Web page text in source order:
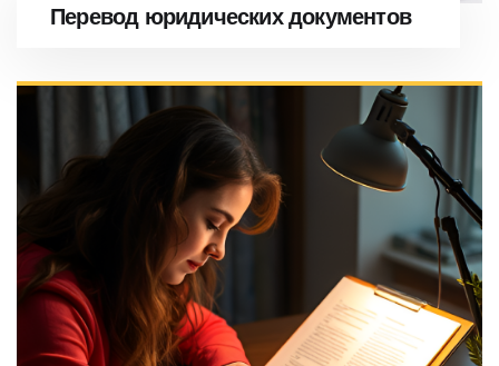
Перевод юридических документов